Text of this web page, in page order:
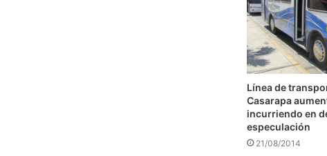
Línea de
Casarapa
incurriendo en
especulación
21/08/2014